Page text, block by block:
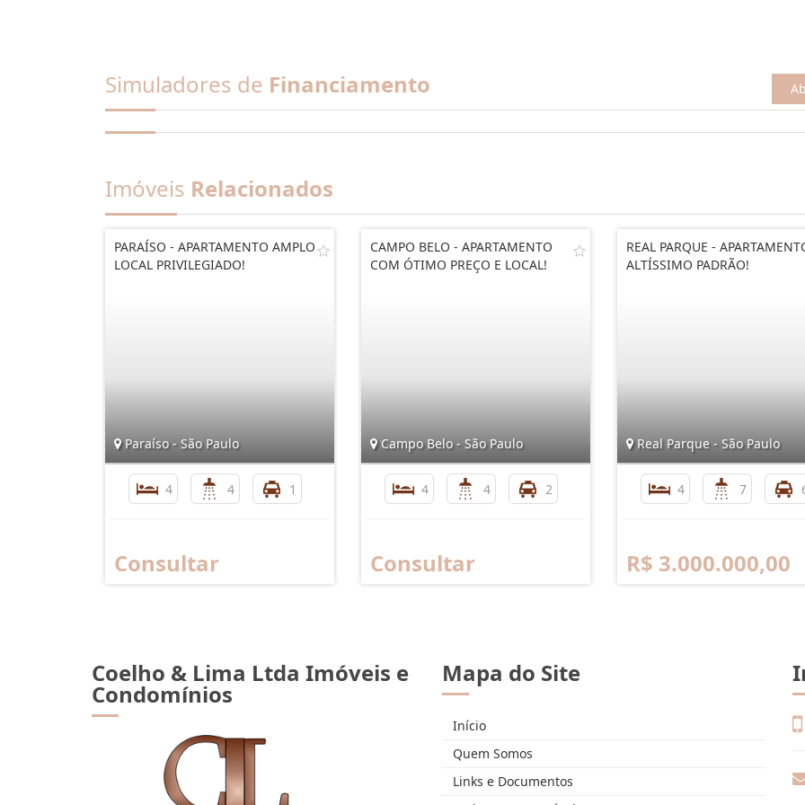
Simuladores de Financiamento
Imóveis Relacionados
PARAÍSO - APARTAMENTO AMPLO
LOCAL PRIVILEGIADO!
Paraíso - São Paulo
4 4 1
Consultar
CAMPO BELO - APARTAMENTO
COM ÓTIMO PREÇO E LOCAL!
Campo Belo - São Paulo
4 4 2
Consultar
REAL PARQUE -
ALTÍSSIMO PADRÃO!
Real Parque - São Paulo
4 7
R$ 3.000.000,00
Coelho & Lima Ltda Imóveis e
Condomínios
Mapa do Site
Início
Quem Somos
Links e Documentos